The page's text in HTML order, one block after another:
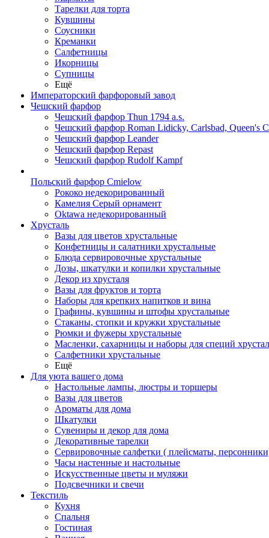
Тарелки для торта
Кувшины
Соусники
Креманки
Салфетницы
Икорницы
Супницы
Ещё
Императорский фарфоровый завод
Чешский фарфор
Чешский фарфор Thun 1794 a.s.
Чешский фарфор Roman Lidicky, Carlsbad, Queen's
Чешский фарфор Leander
Чешский фарфор Repast
Чешский фарфор Rudolf Kampf
Польский фарфор Сmielow
Рококо недекорированный
Камелия Серый орнамент
Oktawa недекорированный
Хрусталь
Вазы для цветов хрустальные
Конфетницы и салатники хрустальные
Блюда сервировочные хрустальные
Дозы, шкатулки и копилки хрустальные
Декор из хрусталя
Вазы для фруктов и торта
Наборы для крепких напитков и вина
Графины, кувшины и штофы хрустальные
Стаканы, стопки и кружки хрустальные
Рюмки и фужеры хрустальные
Масленки, сахарницы и наборы для специй
Салфетники хрустальные
Ещё
Для уюта вашего дома
Настольные лампы, люстры и торшеры
Вазы для цветов
Ароматы для дома
Шкатулки
Сувениры и декор для дома
Декоративные тарелки
Сервировочные салфетки ( плейсматы,
Часы настенные и настольные
Искусственные цветы и муляжи
Подсвечники и свечи
Текстиль
Кухня
Спальня
Гостиная